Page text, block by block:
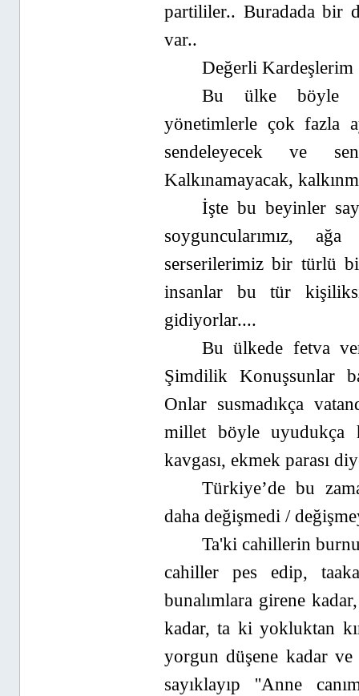
partililer.. Buradada bir
var..
Değerli Kardeşlerim
Bu ülke böyle
yönetimlerle çok fazla
sendeleyecek ve
Kalkınamayacak,
İşte bu beyinler
soyguncularımız,
serserilerimiz bir türlü
insanlar bu tür
gidiyorlar....
Bu ülkede fetva
Şimdilik Konuşsunlar
Onlar susmadıkça
millet böyle uyudukça
kavgası, ekmek parası
Türkiye’de bu
daha değişmedi /
Ta'ki cahillerin
cahiller pes edip,
bunalımlara girene
kadar, ta ki yokluktan
yorgun düşene kadar
sayıklayıp ''Anne